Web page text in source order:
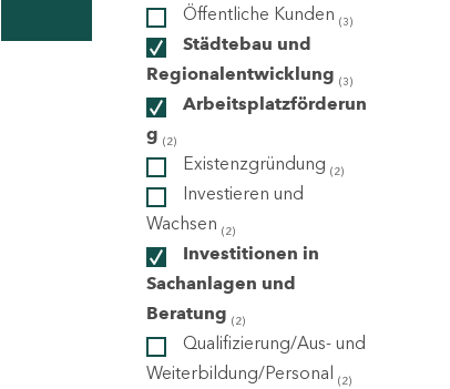
Öffentliche Kunden (3)
Städtebau und
Regionalentwicklung (3)
Arbeitsplatzförderun
g (2)
Existenzgründung (2)
Investieren und
Wachsen (2)
Investitionen in
Sachanlagen und
Beratung (2)
Qualifizierung/Aus- und
Weiterbildung/Personal (2)